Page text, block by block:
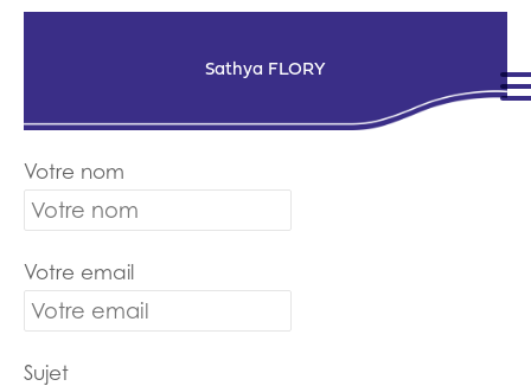
Sathya FLORY
Votre nom
Votre email
Sujet